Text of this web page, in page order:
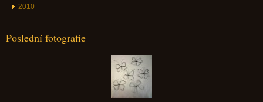
2010
Poslední fotografie